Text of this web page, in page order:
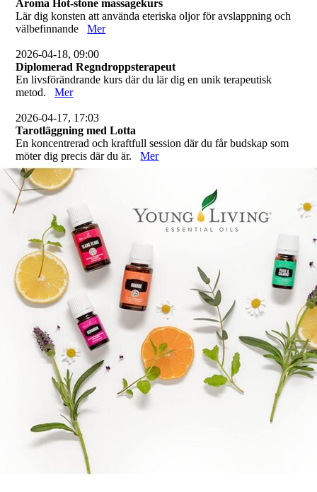
Aroma Hot-stone massagekurs
Lär dig konsten att använda eteriska oljor för avslappning och
välbefinnandeMer
2026-04-18, 09:00
Diplomerad Regndroppsterapeut
En livsförändrande kurs där du lär dig en unik terapeutisk
metod.Mer
2026-04-17, 17:03
Tarotläggning med Lotta
En koncentrerad och kraftfull session där du får budskap som
möter dig precis där du är.Mer